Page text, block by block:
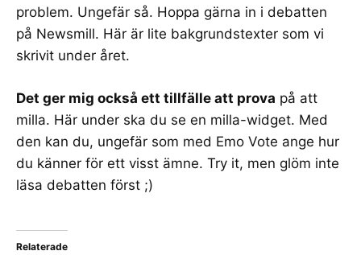
problem. Ungefär så. Hoppa gärna in i debatten
på Newsmill. Här är lite bakgrundstexter som vi
skrivit under året.
Det ger mig också ett tillfälle att prova på att
milla. Här under ska du se en milla-widget. Med
den kan du, ungefär som med Emo Vote ange hur
du känner för ett visst ämne. Try it, men glöm inte
läsa debatten först ;)
Relaterade